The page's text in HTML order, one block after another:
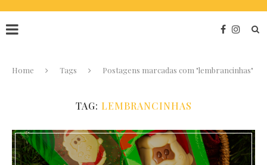
Home Tags Postagens marcadas com "lembrancinhas"
TAG: LEMBRANCINHAS